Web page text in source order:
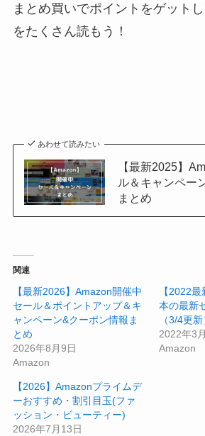
まとめ買いでポイントをゲット
をたくさん読もう！
あわせて読みたい
【最新2025】
ル＆キャンペー
まとめ
関連
【最新2026】Amazon開催中
セール＆ポイントアップ＆キ
ャンペーン&クーポン情報ま
とめ
2026年8月9日
Amazon
【2022
本の最新
（3/4更新
2022年3
Amazon
【2026】Amazonプライムデ
ーおすすめ・割引目玉(ファ
ッション・ビューティー)
2026年7月13日